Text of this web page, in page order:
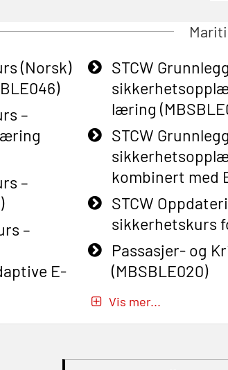
(Norsk)
–
–
–
E-
STCW
læring
STCW
kombinert med
STCW
sikkerhetskurs
Passasjer- og
(MBSBLE020)
Passasjer- og
Vis mer...